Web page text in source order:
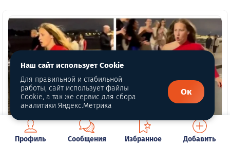
Профиль Сообщения Избранное Добавить
Наш сайт использует Cookie
Для правильной и стабильной
работы, сайт использует файлы
Cookie, а так же сервис для сбора
аналитики Яндекс.Метрика
Ок